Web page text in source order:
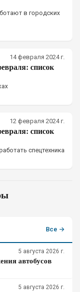
в городских
14 февраля 2024 г.
список
12 февраля 2024 г.
список
спецтехника
Все →
5 августа 2026 г.
автобусов
5 августа 2026 г.